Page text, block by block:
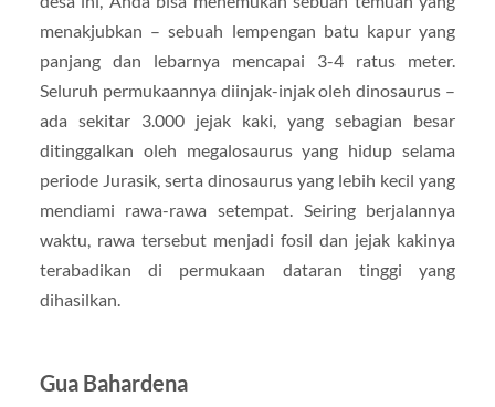
menakjubkan – sebuah lempengan batu kapur yang
panjang dan lebarnya mencapai 3-4 ratus meter.
Seluruh permukaannya diinjak-injak oleh dinosaurus –
ada sekitar 3.000 jejak kaki, yang sebagian besar
ditinggalkan oleh megalosaurus yang hidup selama
periode Jurasik, serta dinosaurus yang lebih kecil yang
mendiami rawa-rawa setempat. Seiring berjalannya
waktu, rawa tersebut menjadi fosil dan jejak kakinya
terabadikan di permukaan dataran tinggi yang
dihasilkan.
Gua Bahardena